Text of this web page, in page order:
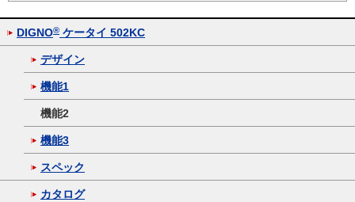
DIGNO® ケータイ 502KC
デザイン
機能1
機能2
機能3
スペック
カタログ